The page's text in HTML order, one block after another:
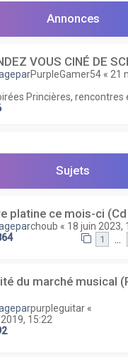
Annonces
VOUS CINÉ DE
PurpleGamer54 « 21
Princières, rencontres
Sujets
platine ce mois-ci (Cd
choub « 18 juin 2023,
1
du marché musical
purpleguitar «
15:22